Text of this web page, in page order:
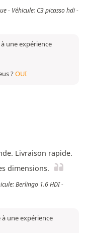
- Véhicule: C3 picasso hdi -
une expérience
?OUI
Livraison rapide.
dimensions.
Berlingo 1.6 HDI -
une expérience